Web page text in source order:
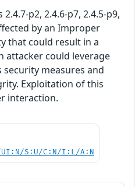
p2, 2.4.6-p7, 2.4.5-p9,
by an Improper
that could result in a
attacker could leverage
measures and
Exploitation of this
interaction.
UI:N/S:U/C:N/I:L/A:N